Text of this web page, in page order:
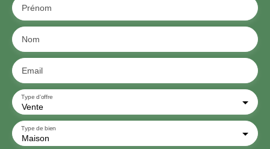
Prénom
Nom
Email
Vente
Type d'offre
Maison
Type de bien